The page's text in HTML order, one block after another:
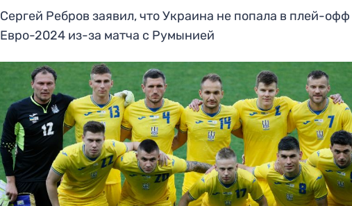
Сергей Ребров заявил, что Украина не попала в плей-офф
Евро-2024 из-за матча с Румынией